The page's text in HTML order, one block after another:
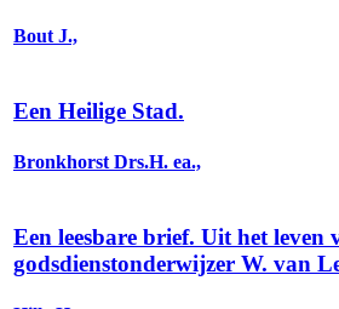
Bout J.,
Een Heilige Stad.
Bronkhorst Drs.H. ea.,
Een leesbare brief. Uit het leven
godsdienstonderwijzer W. van